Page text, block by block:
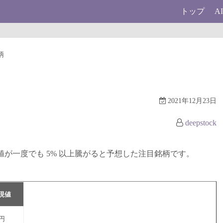
トップ
2021年12月23日
deepstock
一度でも 5% 以上騰がると予想した注目銘柄です。
値